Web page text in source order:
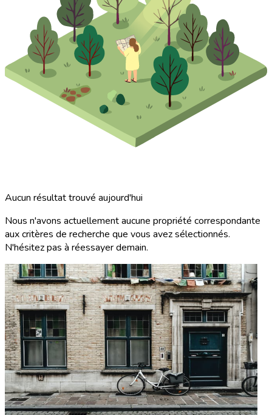
Aucun résultat trouvé aujourd'hui
Nous n'avons actuellement aucune propriété correspondante
aux critères de recherche que vous avez sélectionnés.
N'hésitez pas à réessayer demain.